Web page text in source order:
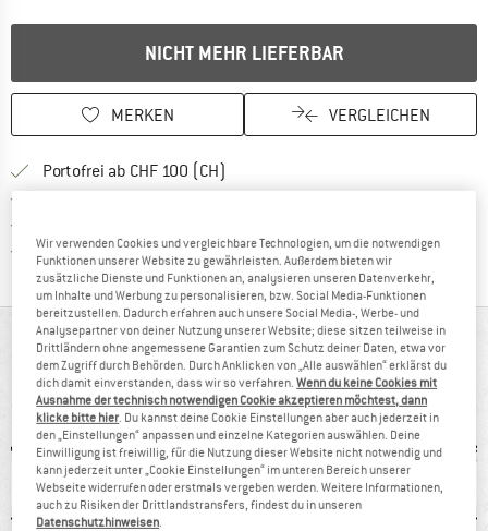
NICHT MEHR LIEFERBAR
MERKEN VERGLEICHEN
Portofrei ab CHF 100 (CH)
Trusted Shops KäuferschutzFinde alle Infos hier!
AUF EINEN BLICK
Bequemer Volllederschuh in klassischer Optik
Wir verwenden Cookies und vergleichbare Technologien, um die notwendigen
Funktionen unserer Website zu gewährleisten. Außerdem bieten wir
zusätzliche Dienste und Funktionen an, analysieren unseren Datenverkehr,
um Inhalte und Werbung zu personalisieren, bzw. Social Media-Funktionen
bereitzustellen. Dadurch erfahren auch unsere Social Media-, Werbe- und
Analysepartner von deiner Nutzung unserer Website; diese sitzen teilweise in
Drittländern ohne angemessene Garantien zum Schutz deiner Daten, etwa vor
dem Zugriff durch Behörden. Durch Anklicken von „Alle auswählen“ erklärst du
dich damit einverstanden, dass wir so verfahren.Wenn du keine Cookies mit
Ausnahme der technisch notwendigen Cookie akzeptieren möchtest, dann
klicke bitte hier. Du kannst deine Cookie Einstellungen aber auch jederzeit in
den „Einstellungen“ anpassen und einzelne Kategorien auswählen. Deine
Einwilligung ist freiwillig, für die Nutzung dieser Website nicht notwendig und
kann jederzeit unter „Cookie Einstellungen“ im unteren Bereich unserer
Webseite widerrufen oder erstmals vergeben werden. Weitere Informationen,
auch zu Risiken der Drittlandstransfers, findest du in unseren
Datenschutzhinweisen.